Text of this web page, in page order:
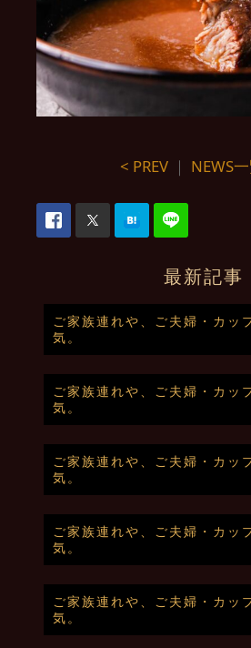
< PREV ｜ NEWS
最新記事
ご家族連れや、ご夫婦・カッ
気。
ご家族連れや、ご夫婦・カッ
気。
ご家族連れや、ご夫婦・カッ
気。
ご家族連れや、ご夫婦・カッ
気。
ご家族連れや、ご夫婦・カッ
気。